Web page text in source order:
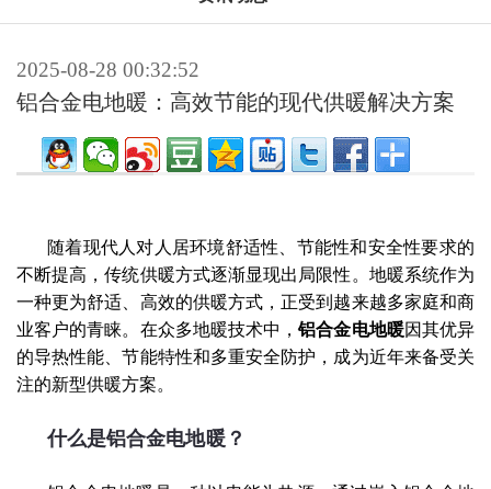
2025-08-28 00:32:52
铝合金电地暖：高效节能的现代供暖解决方案
随着现代人对人居环境舒适性、节能性和安全性要求的
不断提高，传统供暖方式逐渐显现出局限性。地暖系统作为
一种更为舒适、高效的供暖方式，正受到越来越多家庭和商
业客户的青睐。在众多地暖技术中，铝合金电地暖因其优异
的导热性能、节能特性和多重安全防护，成为近年来备受关
注的新型供暖方案。
什么是铝合金电地暖？